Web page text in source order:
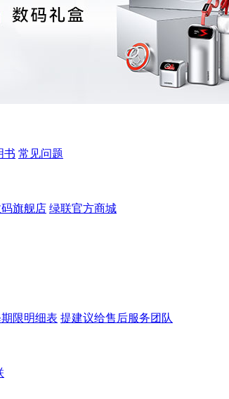
书 常见问题
旗舰店 绿联官方商城
限明细表 提建议给售后服务团队